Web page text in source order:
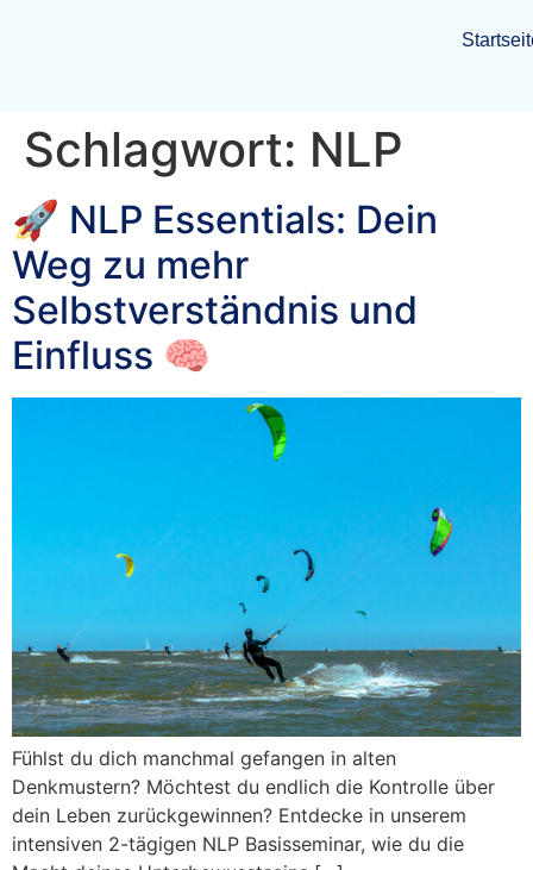
Schlagwort: NLP
🚀 NLP Essentials: Dein
Weg zu mehr
Selbstverständnis und
Einfluss 🧠
Fühlst du dich manchmal gefangen in alten
Denkmustern? Möchtest du endlich die Kontrolle über
dein Leben zurückgewinnen? Entdecke in unserem
intensiven 2-tägigen NLP Basisseminar, wie du die